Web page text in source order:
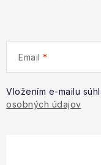
Email
Vložením e-mailu
osobných údajov